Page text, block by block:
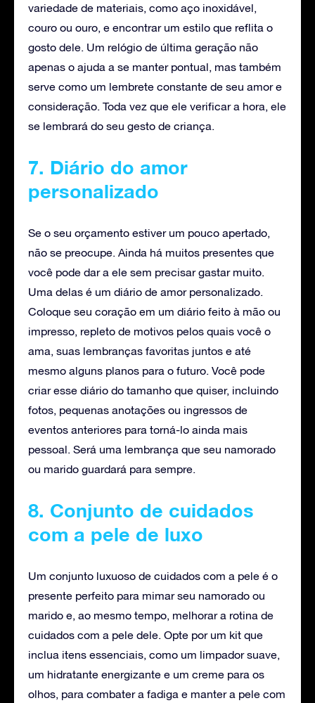
variedade de materiais, como aço inoxidável,
couro ou ouro, e encontrar um estilo que reflita o
gosto dele. Um relógio de última geração não
apenas o ajuda a se manter pontual, mas também
serve como um lembrete constante de seu amor e
consideração. Toda vez que ele verificar a hora, ele
se lembrará do seu gesto de criança.
7. Diário do amor
personalizado
Se o seu orçamento estiver um pouco apertado,
não se preocupe. Ainda há muitos presentes que
você pode dar a ele sem precisar gastar muito.
Uma delas é um diário de amor personalizado.
Coloque seu coração em um diário feito à mão ou
impresso, repleto de motivos pelos quais você o
ama, suas lembranças favoritas juntos e até
mesmo alguns planos para o futuro. Você pode
criar esse diário do tamanho que quiser, incluindo
fotos, pequenas anotações ou ingressos de
eventos anteriores para torná-lo ainda mais
pessoal. Será uma lembrança que seu namorado
ou marido guardará para sempre.
8. Conjunto de cuidados
com a pele de luxo
Um conjunto luxuoso de cuidados com a pele é o
presente perfeito para mimar seu namorado ou
marido e, ao mesmo tempo, melhorar a rotina de
cuidados com a pele dele. Opte por um kit que
inclua itens essenciais, como um limpador suave,
um hidratante energizante e um creme para os
olhos, para combater a fadiga e manter a pele com